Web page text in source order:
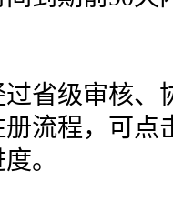
省级审核、
流程，可点
。